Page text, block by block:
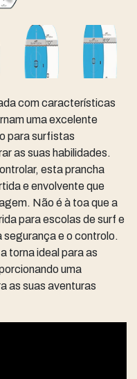
com características
uma excelente
para surfistas
as suas habilidades.
esta prancha
e envolvente que
Não é à toa que a
para escolas de surf e
e o controlo.
torna ideal para as
uma
as suas aventuras